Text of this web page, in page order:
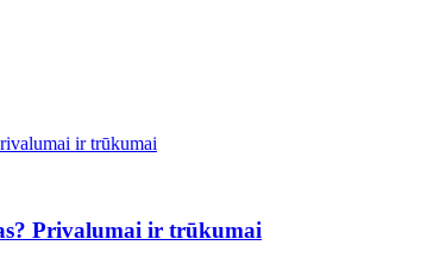
Privalumai ir trūkumai